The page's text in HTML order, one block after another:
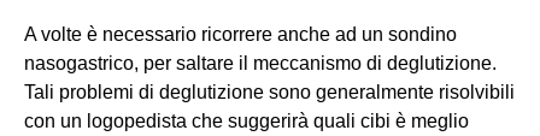
A volte è necessario ricorrere anche ad un sondino
nasogastrico, per saltare il meccanismo di deglutizione.
Tali problemi di deglutizione sono generalmente risolvibili
con un logopedista che suggerirà quali cibi è meglio